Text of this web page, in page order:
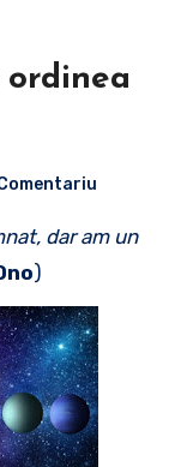
dar am un
)